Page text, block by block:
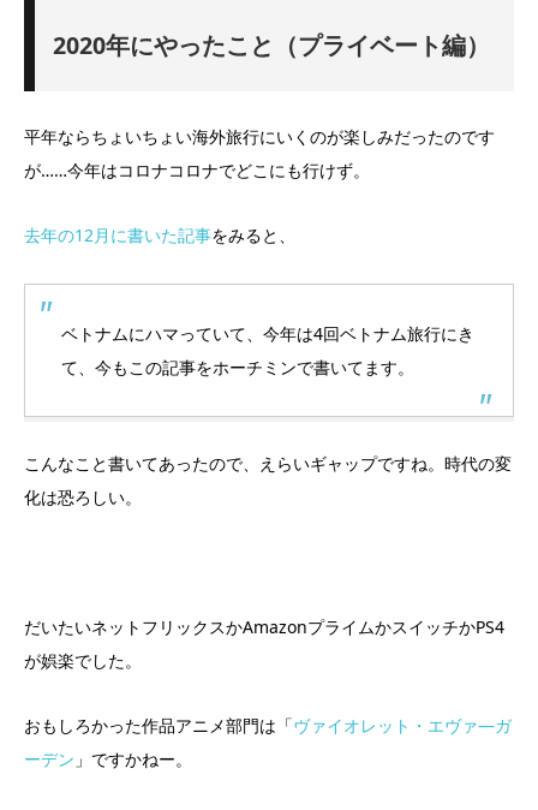
2020年にやったこと（プライベート編）
平年ならちょいちょい海外旅行にいくのが楽しみだったのです
が……今年はコロナコロナでどこにも行けず。
去年の12月に書いた記事をみると、
ベトナムにハマっていて、今年は4回ベトナム旅行にき
て、今もこの記事をホーチミンで書いてます。
こんなこと書いてあったので、えらいギャップですね。時代の変
化は恐ろしい。
だいたいネットフリックスかAmazonプライムかスイッチかPS4
が娯楽でした。
おもしろかった作品アニメ部門は「ヴァイオレット・エヴァ―ガ
ーデン 」ですかねー。